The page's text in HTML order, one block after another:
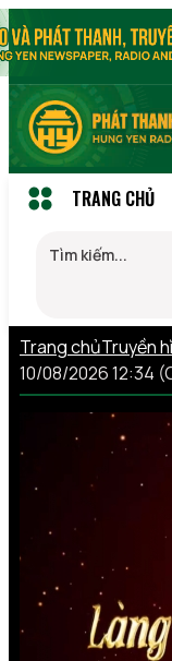
TRANG CHỦ
Trang chủTruyền
10/08/2026 12:34